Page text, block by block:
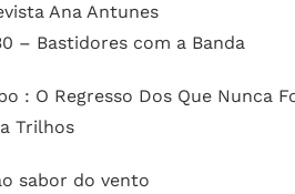
Ana Antunes
– Bastidores com a Banda
: O Regresso Dos Que Nunca
Trilhos
sabor do vento